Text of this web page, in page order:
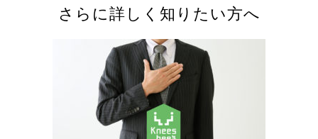
さらに詳しく知りたい方へ